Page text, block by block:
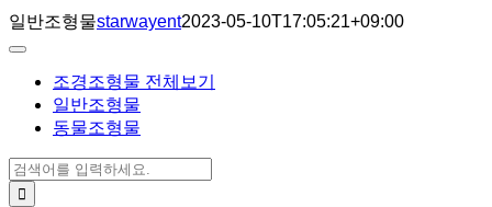
일반조형물starwayent2023-05-10T17:05:21+09:00
Toggle
Navigation조경조형물 전체보기
일반조형물
동물조형물
검색: